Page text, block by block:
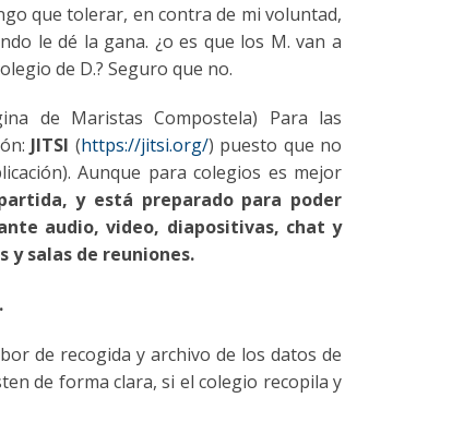
que tolerar, en contra de mi voluntad,
le dé la gana. ¿o es que los M. van a
de D.? Seguro que no.
de Maristas Compostela) Para las
JITSI (https://jitsi.org/) puesto que no
Aunque para colegios es mejor
y está preparado para poder
audio, video, diapositivas, chat y
salas de reuniones.
de recogida y archivo de los datos de
de forma clara, si el colegio recopila y